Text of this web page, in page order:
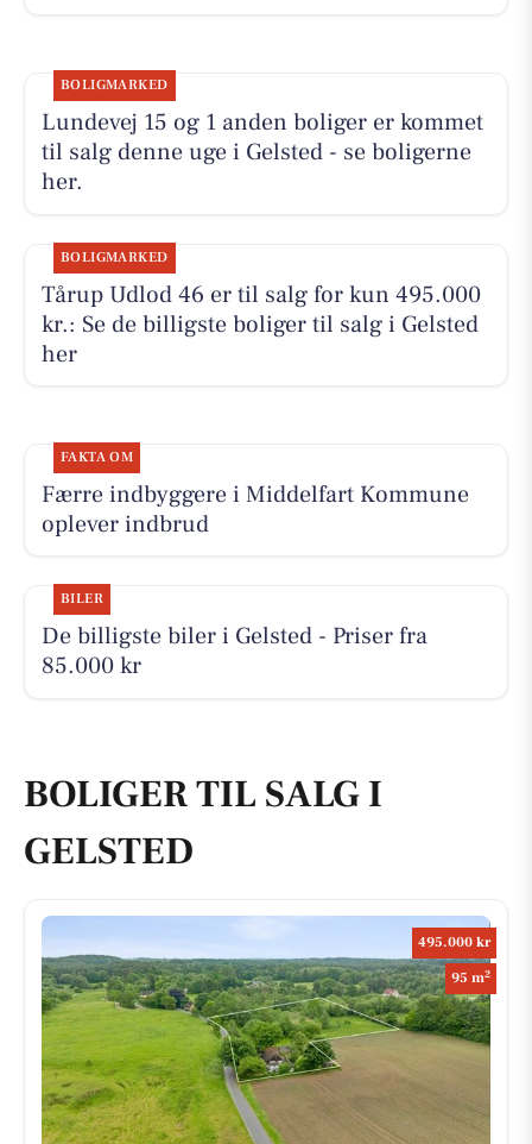
BOLIGMARKED
Lundevej 15 og 1 anden boliger er kommet
til salg denne uge i Gelsted - se boligerne
her.
BOLIGMARKED
Tårup Udlod 46 er til salg for kun 495.000
kr.: Se de billigste boliger til salg i Gelsted
her
FAKTA OM
Færre indbyggere i Middelfart Kommune
oplever indbrud
BILER
De billigste biler i Gelsted - Priser fra
85.000 kr
BOLIGER TIL SALG I
GELSTED
495.000 kr
95 m2